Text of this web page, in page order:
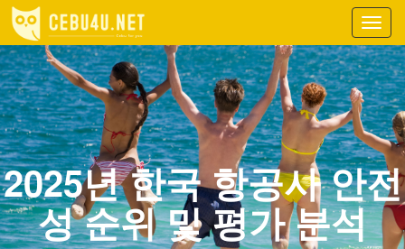
2025년 한국 항공사 안전
성 순위 및 평가 분석